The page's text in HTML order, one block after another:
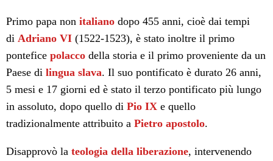
Primo papa non italiano dopo 455 anni, cioè dai tempi
di Adriano VI (1522-1523), è stato inoltre il primo
pontefice polacco della storia e il primo proveniente da un
Paese di lingua slava. Il suo pontificato è durato 26 anni,
5 mesi e 17 giorni ed è stato il terzo pontificato più lungo
in assoluto, dopo quello di Pio IX e quello
tradizionalmente attribuito a Pietro apostolo.
Disapprovò la teologia della liberazione, intervenendo